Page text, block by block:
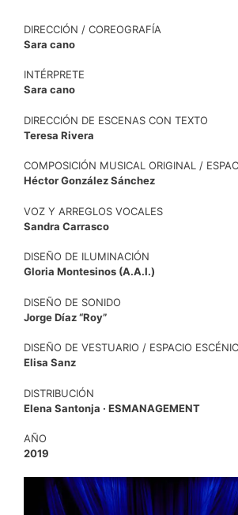
DIRECCIÓN / COREOGRAFÍA
Sara cano
INTÉRPRETE
Sara cano
DIRECCIÓN DE ESCENAS CON TEXTO
Teresa Rivera
COMPOSICIÓN MUSICAL ORIGINAL /
Héctor González Sánchez
VOZ Y ARREGLOS VOCALES
Sandra Carrasco
DISEÑO DE ILUMINACIÓN
Gloria Montesinos (A.A.I.)
DISEÑO DE SONIDO
Jorge Díaz “Roy”
DISEÑO DE VESTUARIO / ESPACIO
Elisa Sanz
DISTRIBUCIÓN
Elena Santonja · ESMANAGEMENT
AÑO
2019